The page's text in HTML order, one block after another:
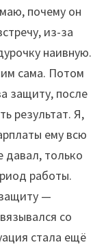
почему он
из-за
наивную.
сама. Потом
защиту, после
результат. Я,
ему всю
давал, только
работы.
—
со
стала ещё